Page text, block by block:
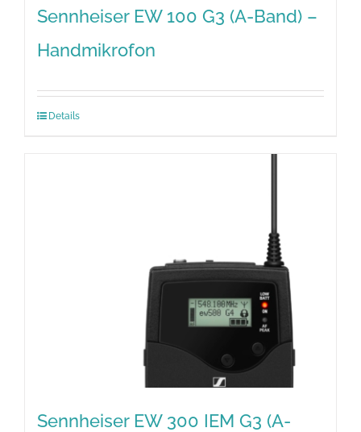
Sennheiser EW 100 G3 (A-Band) –
Handmikrofon
Details
Sennheiser EW 300 IEM G3 (A-